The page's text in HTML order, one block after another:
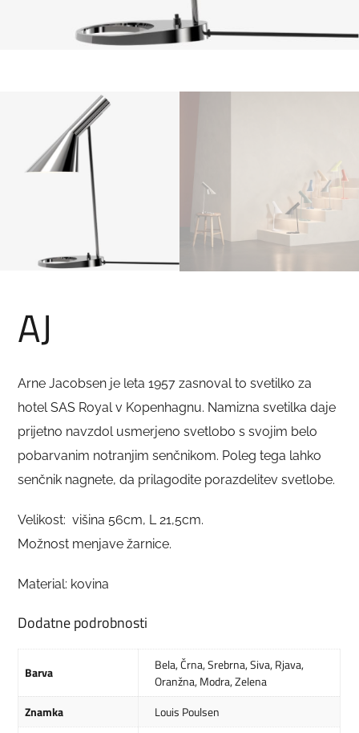
AJ
Arne Jacobsen je leta 1957 zasnoval to svetilko za
hotel SAS Royal v Kopenhagnu. Namizna svetilka daje
prijetno navzdol usmerjeno svetlobo s svojim belo
pobarvanim notranjim senčnikom. Poleg tega lahko
senčnik nagnete, da prilagodite porazdelitev svetlobe.
Velikost: višina 56cm, L 21,5cm.
Možnost menjave žarnice.
Material: kovina
Dodatne podrobnosti
Barva Bela,Črna,Srebrna,Siva,Rjava,
Oranžna,Modra,Zelena
Znamka
Louis Poulsen